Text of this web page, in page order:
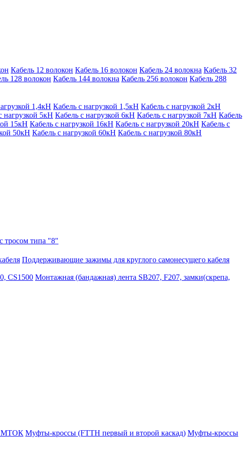
Кабель 12 волокон Кабель 16 волокон Кабель 24 волокна Кабель 32
128 волокон Кабель 144 волокна Кабель 256 волокон Кабель 288
1,4кН Кабель с нагрузкой 1,5кН Кабель с нагрузкой 2кН
нагрузкой 5кН Кабель с нагрузкой 6кН Кабель с нагрузкой 7кН Кабель
15кН Кабель с нагрузкой 16кН Кабель с нагрузкой 20кН Кабель с
50кН Кабель с нагрузкой 60кН Кабель с нагрузкой 80кН
тросом типа "8"
Поддерживающие зажимы для круглого самонесущего кабеля
CS1500 Монтажная (бандажная) лента SB207, F207, замки(скрепа,
МТОК Муфты-кроссы (FTTH первый и второй каскад) Муфты-кроссы